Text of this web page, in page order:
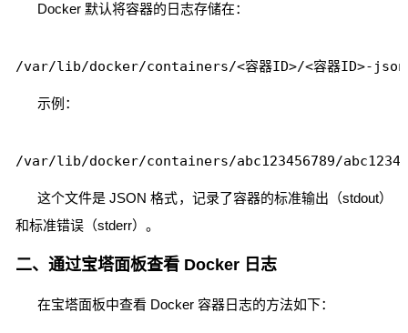
Docker 默认将容器的日志存储在：
示例：
这个文件是 JSON 格式，记录了容器的标准输出（stdout）
和标准错误（stderr）。
二、通过宝塔面板查看 Docker 日志
在宝塔面板中查看 Docker 容器日志的方法如下：